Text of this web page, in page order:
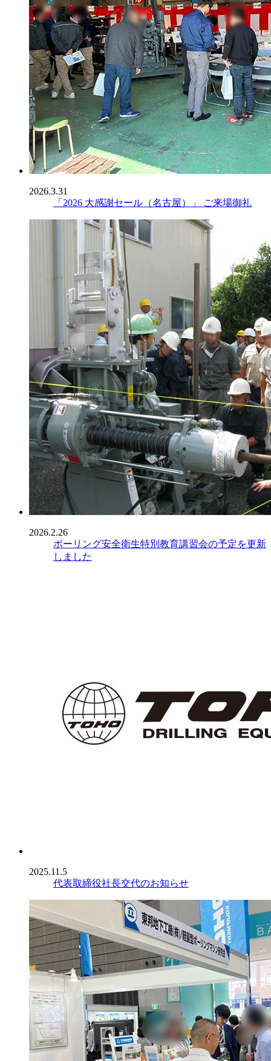
2026.3.31
「2026 大感謝セール（名古屋）」 ご来場御礼
2026.2.26
ボーリング安全衛生特別教育講習会の予定を更新
しました
2025.11.5
代表取締役社長交代のお知らせ